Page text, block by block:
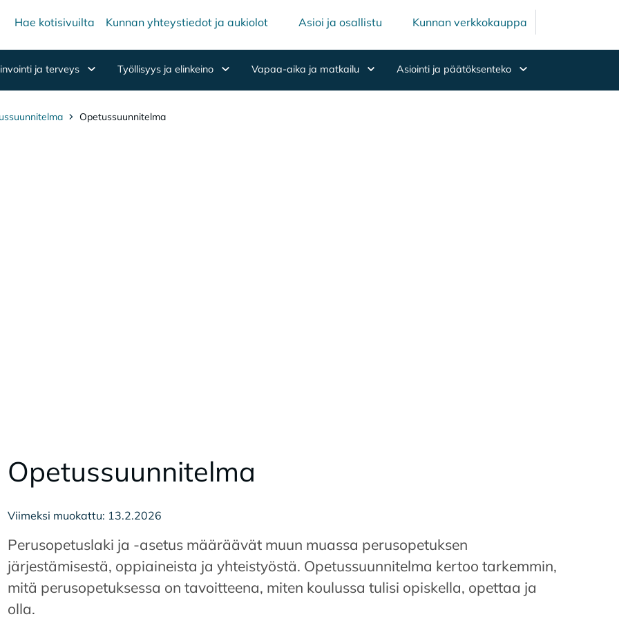
Hae kotisivuilta Kunnan yhteystiedot ja aukiolot Asioi ja osallistu Kunnan verkkokauppa
ja terveys Työllisyys ja elinkeino Vapaa-aika ja matkailu Asiointi ja päätöksenteko
Opetussuunnitelma
Ope­tus­suun­ni­tel­ma
Viimeksi muokattu: 13.2.2026
Perusopetuslaki ja -asetus määräävät muun muassa perusopetuksen
järjestämisestä, oppiaineista ja yhteistyöstä. Opetussuunnitelma kertoo tarkemmin,
mitä perusopetuksessa on tavoitteena, miten koulussa tulisi opiskella, opettaa ja
olla.
ikkunaan